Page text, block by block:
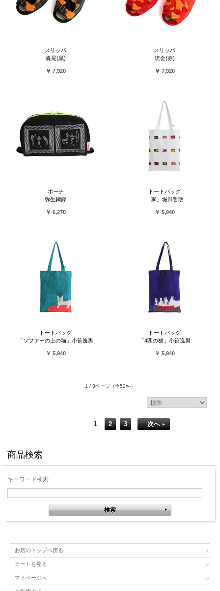
スリッパ
蝶尾(黒)
￥ 7,920
スリッパ
琉金(赤)
￥ 7,920
ポーチ
弥生銅鐸
￥ 6,270
トートバッグ
「家」堀田哲明
￥ 5,940
トートバッグ
「ソファーの上の猫」小笹逸男
￥ 5,940
トートバッグ
「4匹の猫」小笹逸男
￥ 5,940
1 / 3ページ （全52件）
1 2 3 次へ
商品検索
キーワード検索
お店のトップへ戻る
カートを見る
マイページへ